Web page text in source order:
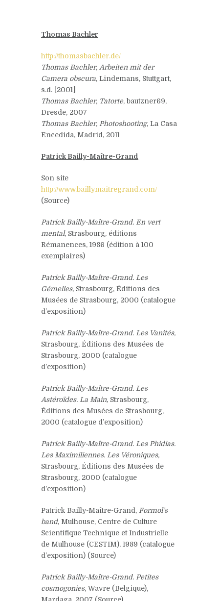
Thomas Bachler
http://thomasbachler.de/
Thomas Bachler, Arbeiten mit der
Camera obscura, Lindemans, Stuttgart,
s.d. [2001]
Thomas Bachler, Tatorte, bautzner69,
Dresde, 2007
Thomas Bachler, Photoshooting, La Casa
Encedida, Madrid, 2011
Patrick Bailly-Maître-Grand
Son site
http://www.baillymaitregrand.com/
(Source)
Patrick Bailly-Maître-Grand. En vert
mental, Strasbourg, éditions
Rémanences, 1986 (édition à 100
exemplaires)
Patrick Bailly-Maître-Grand. Les
Gémelles, Strasbourg, Éditions des
Musées de Strasbourg, 2000 (catalogue
d’exposition)
Patrick Bailly-Maître-Grand. Les Vanités,
Strasbourg, Éditions des Musées de
Strasbourg, 2000 (catalogue
d’exposition)
Patrick Bailly-Maître-Grand. Les
Astéroïdes. La Main, Strasbourg,
Éditions des Musées de Strasbourg,
2000 (catalogue d’exposition)
Patrick Bailly-Maître-Grand. Les Phidias.
Les Maximiliennes. Les Véroniques,
Strasbourg, Éditions des Musées de
Strasbourg, 2000 (catalogue
d’exposition)
Patrick Bailly-Maître-Grand, Formol’s
band, Mulhouse, Centre de Culture
Scientifique Technique et Industrielle
de Mulhouse (CESTIM), 1989 (catalogue
d’exposition) (Source)
Patrick Bailly-Maître-Grand. Petites
cosmogonies, Wavre (Belgique),